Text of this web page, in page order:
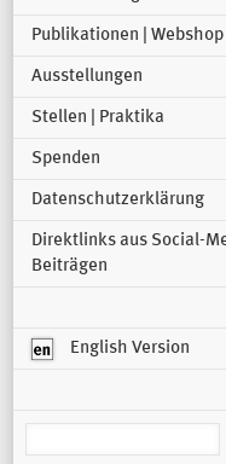
Publikationen | Webshop
Ausstellungen
Stellen | Praktika
Spenden
Datenschutzerklärung
Direktlinks aus Social-
Beiträgen
English Version